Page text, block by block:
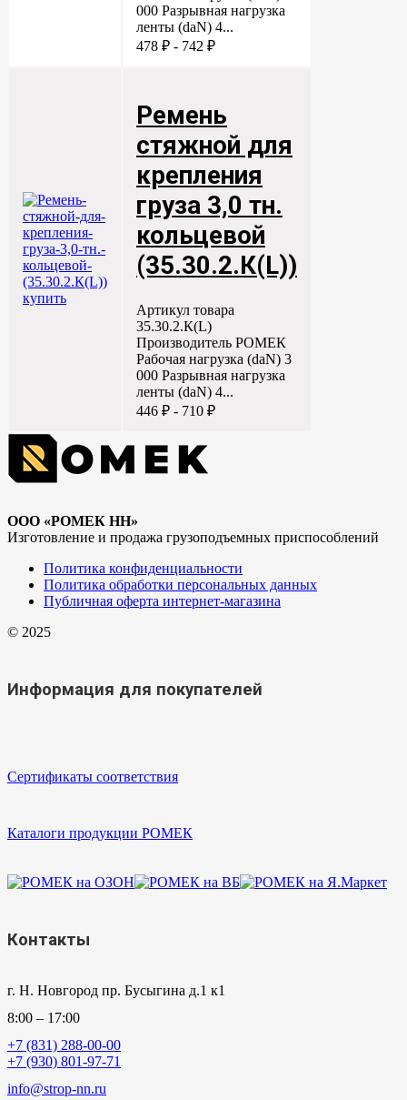
000 Разрывная нагрузка
ленты (daN) 4...
478 ₽ - 742 ₽
Ремень
стяжной для
крепления
груза 3,0 тн.
кольцевой
(35.30.2.К(L))
Артикул товара
35.30.2.К(L)
Производитель РОМЕК
Рабочая нагрузка (daN) 3
000 Разрывная нагрузка
ленты (daN) 4...
446 ₽ - 710 ₽
ООО «РОМЕК НН»
Изготовление и продажа грузоподъемных приспособлений
Политика конфиденциальности
Политика обработки персональных данных
Публичная оферта интернет-магазина
© 2025
Информация для покупателей
Сертификаты соответствия
Каталоги продукции РОМЕК
Контакты
г. Н. Новгород пр. Бусыгина д.1 к1
8:00 – 17:00
+7 (831) 288-00-00
+7 (930) 801-97-71
info@strop-nn.ru